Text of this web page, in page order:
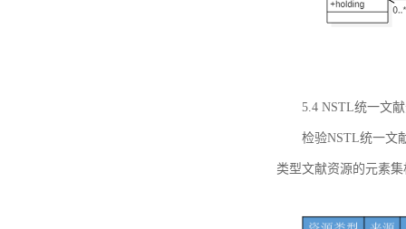
5.4 NSTL统一文
检验NSTL统一文
类型文献资源的元素